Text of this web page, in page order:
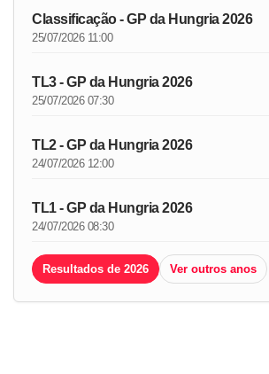
Classificação - GP da Hungria 2026
25/07/2026 11:00
TL3 - GP da Hungria 2026
25/07/2026 07:30
TL2 - GP da Hungria 2026
24/07/2026 12:00
TL1 - GP da Hungria 2026
24/07/2026 08:30
Resultados de 2026 Ver outros anos